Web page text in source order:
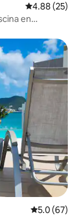
Calificación
4.88 (25)
en
Calificación
5.0 (67)